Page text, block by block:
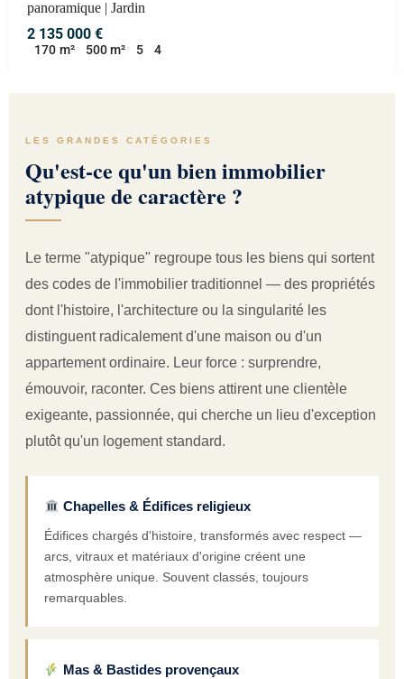
panoramique | Jardin
2 135 000 €
170 m² 500m² 5 4
LES GRANDES CATÉGORIES
Qu'est-ce qu'un bien immobilier
atypique de caractère ?
Le terme "atypique" regroupe tous les biens qui sortent
des codes de l'immobilier traditionnel — des propriétés
dont l'histoire, l'architecture ou la singularité les
distinguent radicalement d'une maison ou d'un
appartement ordinaire. Leur force : surprendre,
émouvoir, raconter. Ces biens attirent une clientèle
exigeante, passionnée, qui cherche un lieu d'exception
plutôt qu'un logement standard.
Chapelles & Édifices religieux
Édifices chargés d'histoire, transformés avec respect —
arcs, vitraux et matériaux d'origine créent une
atmosphère unique. Souvent classés, toujours
remarquables.
Mas & Bastides provençaux